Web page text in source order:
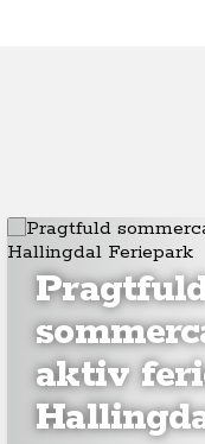
aktiv